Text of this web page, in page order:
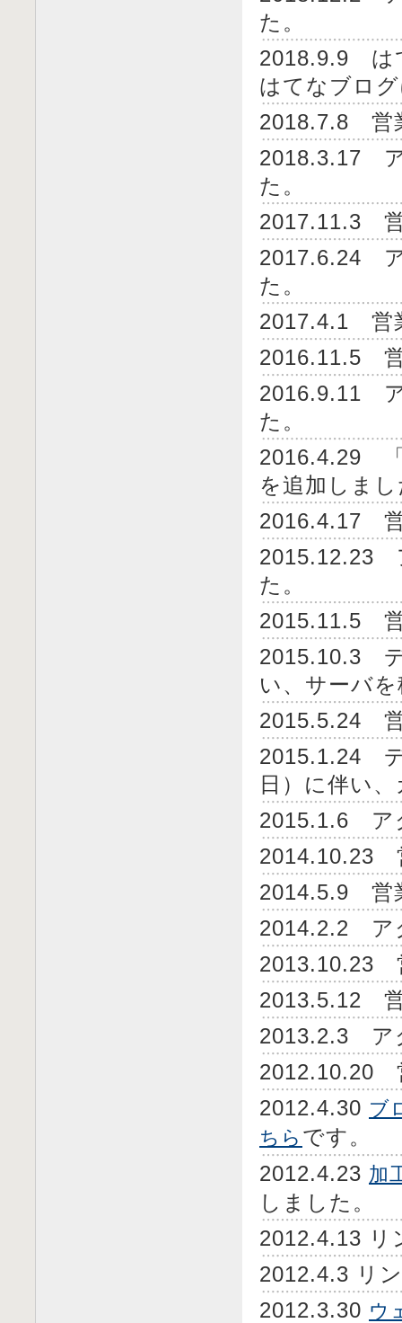
た。
2018.9.9 は
はてなブロ
2018.7.8 営
2018.3.17
た。
2017.11.3
2017.6.24
た。
2017.4.1 営
2016.11.5
2016.9.11
た。
2016.4.29 「
を追加しま
2016.4.17
2015.12.23
た。
2015.11.5
2015.10.3
い、サーバ
2015.5.24
2015.1.24
日）に伴い
2015.1.6 ア
2014.10.23
2014.5.9 営
2014.2.2 ア
2013.10.23
2013.5.12
2013.2.3 ア
2012.10.20
2012.4.30 ブ
ちら です。
2012.4.23 加
しました。
2012.4.13 リ
2012.4.3 リ
2012.3.30 ウ